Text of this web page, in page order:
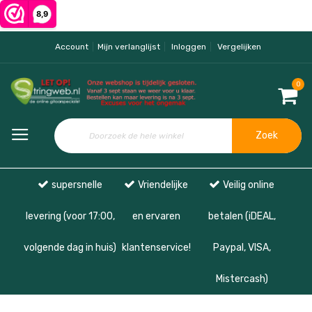
Account Mijn verlanglijst Inloggen Vergelijken
0
Zoek
supersnelle
levering (voor 17:00,
volgende dag in huis)
Vriendelijke
en ervaren
klantenservice!
Veilig online
betalen (iDEAL,
Paypal, VISA,
Mistercash)